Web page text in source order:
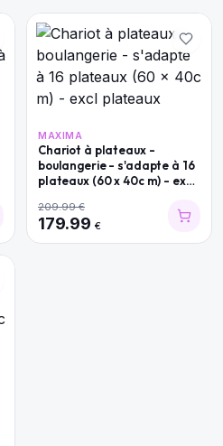
MAXIMA
Chariot à plateaux -
boulangerie - s'adapte à 16
plateaux (60 x 40c m) - excl
209.99€
179.99 €